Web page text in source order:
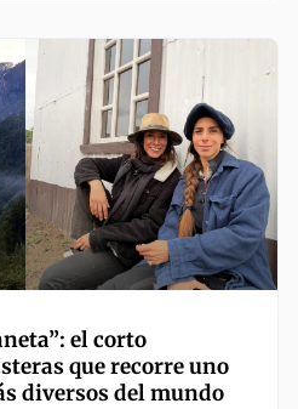
el corto
que recorre uno
diversos del mundo